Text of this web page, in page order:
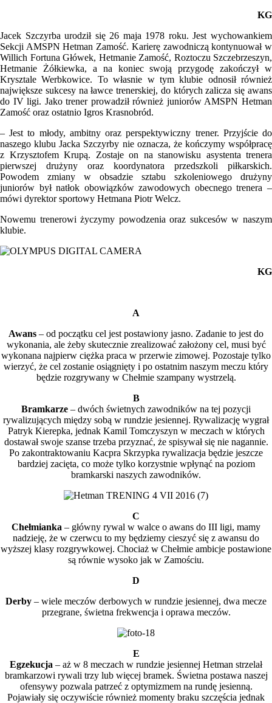
KG
Jacek Szczyrba urodził się 26 maja 1978 roku. Jest wychowankiem
Sekcji AMSPN Hetman Zamość. Karierę zawodniczą kontynuował w
Willich Fortuna Główek, Hetmanie Zamość, Roztoczu Szczebrzeszyn,
Hetmanie Żółkiewka, a na koniec swoją przygodę zakończył w
Krysztale Werbkowice. To własnie w tym klubie odnosił również
największe sukcesy na ławce trenerskiej, do których zalicza się awans
do IV ligi. Jako trener prowadził również juniorów AMSPN Hetman
Zamość oraz ostatnio Igros Krasnobród.
– Jest to młody, ambitny oraz perspektywiczny trener. Przyjście do
naszego klubu Jacka Szczyrby nie oznacza, że kończymy współpracę
z Krzysztofem Krupą. Zostaje on na stanowisku asystenta trenera
pierwszej drużyny oraz koordynatora przedszkoli piłkarskich.
Powodem zmiany w obsadzie sztabu szkoleniowego drużyny
juniorów był natłok obowiązków zawodowych obecnego trenera –
mówi dyrektor sportowy Hetmana Piotr Welcz.
Nowemu trenerowi życzymy powodzenia oraz sukcesów w naszym
klubie.
KG
A
Awans – od początku cel jest postawiony jasno. Zadanie to jest do
wykonania, ale żeby skutecznie zrealizować założony cel, musi być
wykonana najpierw ciężka praca w przerwie zimowej. Pozostaje tylko
wierzyć, że cel zostanie osiągnięty i po ostatnim naszym meczu który
będzie rozgrywany w Chełmie szampany wystrzelą.
B
Bramkarze – dwóch świetnych zawodników na tej pozycji
rywalizujących między sobą w rundzie jesiennej. Rywalizację wygrał
Patryk Kierepka, jednak Kamil Tomczyszyn w meczach w których
dostawał swoje szanse trzeba przyznać, że spisywał się nie nagannie.
Po zakontraktowaniu Kacpra Skrzypka rywalizacja będzie jeszcze
bardziej zacięta, co może tylko korzystnie wpłynąć na poziom
bramkarski naszych zawodników.
C
Chełmianka – główny rywal w walce o awans do III ligi, mamy
nadzieję, że w czerwcu to my będziemy cieszyć się z awansu do
wyższej klasy rozgrywkowej. Chociaż w Chełmie ambicje postawione
są równie wysoko jak w Zamościu.
D
Derby – wiele meczów derbowych w rundzie jesiennej, dwa mecze
przegrane, świetna frekwencja i oprawa meczów.
E
Egzekucja – aż w 8 meczach w rundzie jesiennej Hetman strzelał
bramkarzowi rywali trzy lub więcej bramek. Świetna postawa naszej
ofensywy pozwala patrzeć z optymizmem na rundę jesienną.
Pojawiały się oczywiście również momenty braku szczęścia jednak